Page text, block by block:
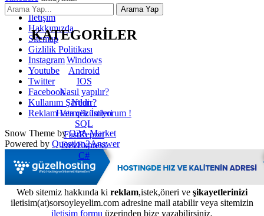
KATEGORİLER
Windows
Android
IOS
Nasıl yapılır?
Nedir?
Hata çözümleri
SQL
FastReport
DevExpress
C#
İletişim
Hakkımızda
Sitemap
Gizlilik Politikası
Instagram
Youtube
Twitter
Facebook
Kullanım Şartları
Reklam Vermek İstiyorum !
Snow Theme byQ2A Market
Powered by Question2Answer
Web sitemiz hakkında ki reklam,istek,öneri ve şikayetlerinizi
iletisim(at)sorsoyleyelim.com adresine mail atabilir veya sitemizin
iletişim formu üzerinden bize yazabilirsiniz.